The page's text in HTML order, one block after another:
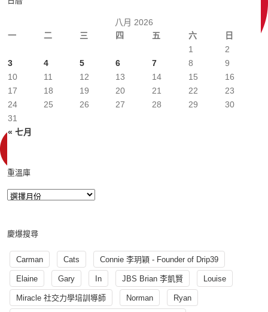
八月 2026
一
二 三 四 五 六 日
« 七月
1
2
3
4 5 6 7 8
9
10
11 12 13 14 15
16
17
18 19 20 21 22
23
24
25 26 27 28 29
30
31
重溫庫
慶爆搜尋
Carman Cats Connie 李玥穎 - Founder of Drip39
Elaine Gary In JBS Brian 李凱賢 Louise
Miracle 社交力學培訓導師 Norman Ryan